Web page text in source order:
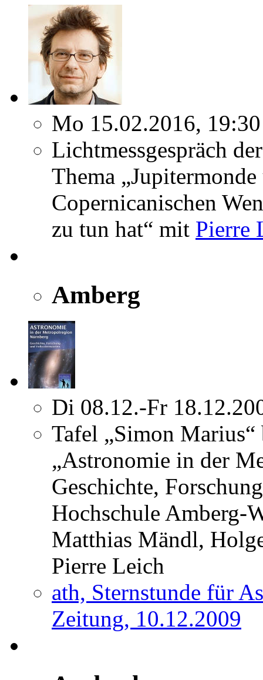
Mo 15.02.2016,
Lichtmessgespräch
Thema
Copernicanischen
zu tun hat“ mit Pierre
Amberg
Di 08.12.-Fr
Tafel „Simon Marius“
„Astronomie in der
Geschichte,
Hochschule Amberg-
Matthias Mändl,
Pierre Leich
ath, Sternstunde für
Zeitung, 10.12.2009